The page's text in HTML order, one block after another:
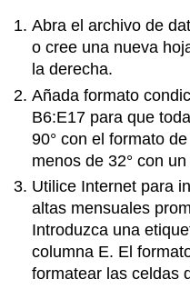
Abra el archivo de
o cree una nueva
la derecha.
Añada formato
B6:E17 para que
90° con el formato
menos de 32° con
Utilice Internet para
altas mensuales
Introduzca una
columna E. El
formatear las celdas